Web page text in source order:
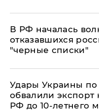
​В РФ началась
отказавшихся
"черные списки"
Удары Украины
обвалили экспорт
РФ до 10-летнего